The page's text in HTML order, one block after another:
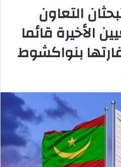
التعاون
الأخيرة قائما
بنواكشوط